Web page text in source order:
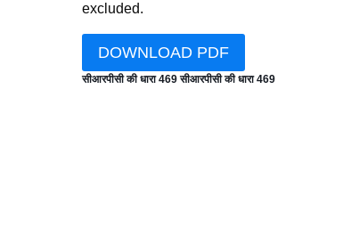
excluded.
DOWNLOAD PDF
सीआरपीसी की धारा 469 सीआरपीसी की धारा 469